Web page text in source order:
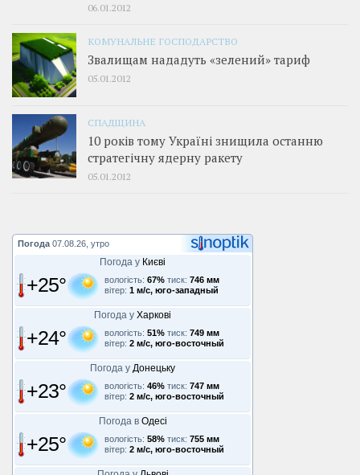
06.01.2012
КОМУНАЛЬНЕ ГОСПОДАРСТВО
Звалищам нададуть «зелений» тариф
05.01.2012
СПАДЩИНА
10 років тому Україні знищила останню
стратегічну ядерну ракету
05.01.2012
Погода 07.08.26, утро
Погода у Києві
+25° вологість: 67% тиск: 746 мм
вітер: 1 м/с, юго-западный
Погода у Харкові
+24° вологість: 51% тиск: 749 мм
вітер: 2 м/с, юго-восточный
Погода у Донецьку
+23° вологість: 46% тиск: 747 мм
вітер: 2 м/с, юго-восточный
Погода в Одесі
+25° вологість: 58% тиск: 755 мм
вітер: 2 м/с, юго-восточный